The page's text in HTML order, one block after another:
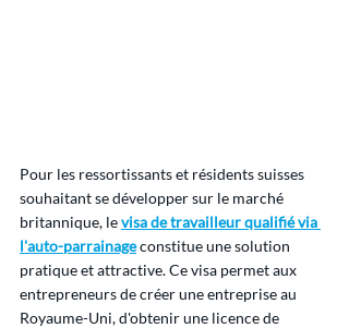
Pour les ressortissants et résidents suisses
souhaitant se développer sur le marché
britannique, le visa de travailleur qualifié via
l'auto-parrainage constitue une solution
pratique et attractive. Ce visa permet aux
entrepreneurs de créer une entreprise au
Royaume-Uni, d'obtenir une licence de